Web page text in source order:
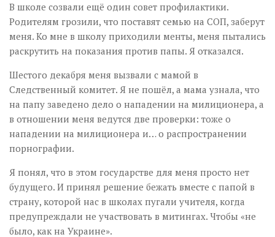
В школе созвали ещё один совет профилактики.
Родителям грозили, что поставят семью на СОП, заберут
меня. Ко мне в школу приходили менты, меня пытались
раскрутить на показания против папы. Я отказался.
Шестого декабря меня вызвали с мамой в
Следственный комитет. Я не пошёл, а мама узнала, что
на папу заведено дело о нападении на милиционера, а
в отношении меня ведутся две проверки: тоже о
нападении на милиционера и… о распространении
порнографии.
Я понял, что в этом государстве для меня просто нет
будущего. И принял решение бежать вместе с папой в
страну, которой нас в школах пугали учителя, когда
предупреждали не участвовать в митингах. Чтобы «не
было, как на Украине».